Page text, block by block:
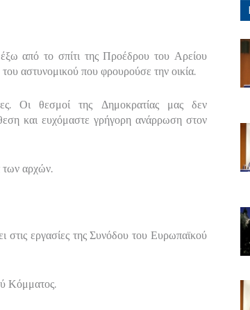
από το σπίτι της Προέδρου του Αρείου
αστυνομικού που φρουρούσε την οικία.
Οι θεσμοί της Δημοκρατίας μας δεν
και ευχόμαστε γρήγορη ανάρρωση στον
των αρχών.
εργασίες της Συνόδου του Ευρωπαϊκού
Κόμματος.